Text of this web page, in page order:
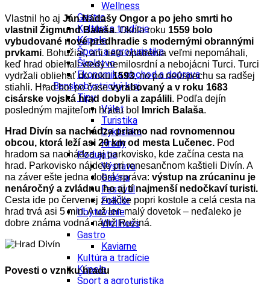
Wellness
Gastro
Kultúra a tradície
Kúpele
Šport a agroturistika
Školstvo
Ekonomika obchod a doprava
Banskobystrický kraj
Tipy
Výlet
Turistika
Cyklistika
Hrady
Podujatia
Výstava
Galéria
Festival
Folklór
Ubytovanie
Wellness
Gastro
Kaviarne
Kultúra a tradície
Kúpele
Šport a agroturistika
Vlastnil ho aj Ján Nádašy Ongor a po jeho smrti ho
vlastnil Žigmund Balaša. Okolo roku 1559 bolo
vybudované nové predhradie s modernými obrannými
prvkami. Bohužiaľ, ani tieto opatrenia veľmi nepomáhali,
keď hrad obiehali vtedy nemilosrdní a nebojácni Turci. Turci
vydržali obliehať do roku1593, no po neúspechu sa radšej
stiahli. Hrad bol po časevyrabovaný a v roku 1683
cisárske vojská hrad dobyli a zapálili. Podľa dejín
posledným majiteľom hradu bol
Imrich Balaša.
Hrad Divín sa nachádza priamo nad rovnomennou
obcou, ktorá leží asi 20 km od mesta Lučenec. Pod
hradom sa nachádza aj parkovisko, kde začína cesta na
hrad. Parkovisko nájdete pri renesančnom kaštieli Divín. A
na záver ešte jedna dobrá správa: výstup na zrúcaninu je
nenáročný a zvládnu ho aj tí najmenší nedočkaví turisti.
Cesta ide po červenej značke popri kostole a celá cesta na
hrad trvá asi 5 min. A už len malý dovetok – neďaleko je
dobre známa vodná nádrž Ružiná.
Povesti o vzniku hradu